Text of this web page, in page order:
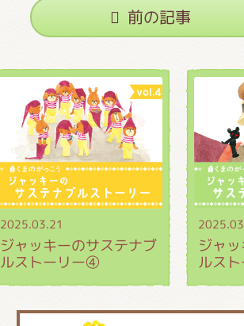
前の記事
2025.03.21
ジャッキーのサステナブ
ルストーリー④
ジャ
ルス